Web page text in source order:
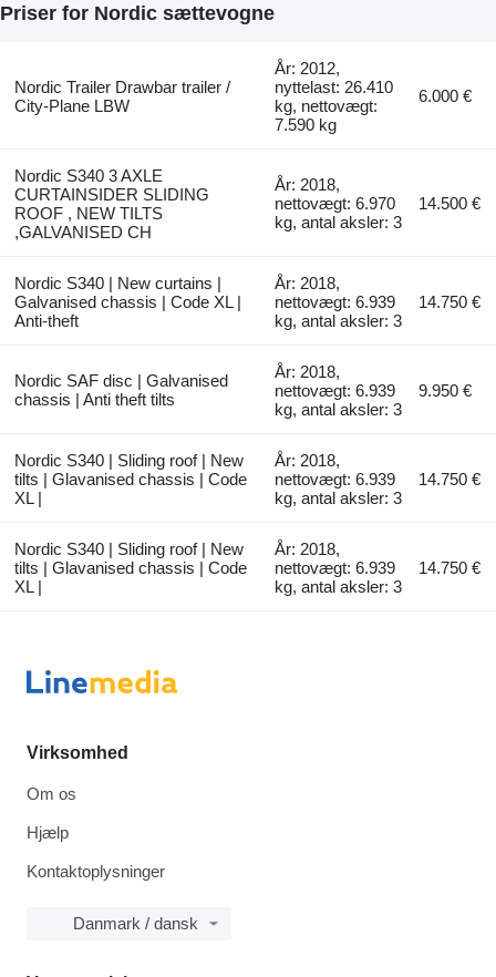
Priser for Nordic sættevogne
Nordic Trailer Drawbar trailer /
City-Plane LBW
År: 2012,
nyttelast: 26.410
kg, nettovægt:
7.590 kg
6.000 €
Nordic S340 3 AXLE
CURTAINSIDER SLIDING
ROOF , NEW TILTS
,GALVANISED CH
År: 2018,
nettovægt: 6.970
kg, antal aksler: 3
14.500 €
Nordic S340 | New curtains |
Galvanised chassis | Code XL |
Anti-theft
År: 2018,
nettovægt: 6.939
kg, antal aksler: 3
14.750 €
Nordic SAF disc | Galvanised
chassis | Anti theft tilts
År: 2018,
nettovægt: 6.939
kg, antal aksler: 3
9.950 €
Nordic S340 | Sliding roof | New
tilts | Glavanised chassis | Code
XL |
År: 2018,
nettovægt: 6.939
kg, antal aksler: 3
14.750 €
Nordic S340 | Sliding roof | New
tilts | Glavanised chassis | Code
XL |
År: 2018,
nettovægt: 6.939
kg, antal aksler: 3
14.750 €
Virksomhed
Om os
Hjælp
Kontaktoplysninger
Danmark / dansk